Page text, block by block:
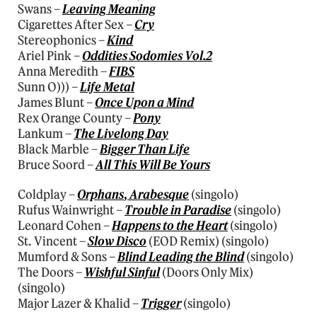
Swans –Leaving Meaning
Cigarettes After Sex –Cry
Stereophonics –Kind
Ariel Pink –Oddities Sodomies Vol.2
Anna Meredith –FIBS
Sunn O))) –Life Metal
James Blunt –Once Upon a Mind
Rex Orange County –Pony
Lankum –The Livelong Day
Black Marble –Bigger Than Life
Bruce Soord –All This Will Be Yours
Coldplay –Orphans,Arabesque(singolo)
Rufus Wainwright –Trouble in Paradise(singolo)
Leonard Cohen –Happens to the Heart(singolo)
St. Vincent –Slow Disco (EOD Remix) (singolo)
Mumford & Sons –Blind Leading the Blind(singolo)
The Doors – Wishful Sinful(Doors Only Mix)
(singolo)
Major Lazer & Khalid –Trigger(singolo)